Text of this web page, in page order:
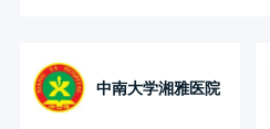
中南大学湘雅医院